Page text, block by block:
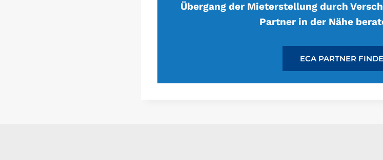
Übergang der Mieterstellung durch
Partner in der Nähe
ECA PARTNER